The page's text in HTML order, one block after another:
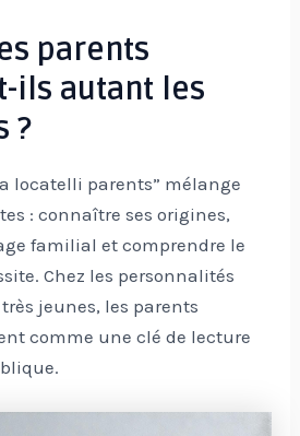
parents
ils autant les
?
locatelli parents” mélange
: connaître ses origines,
familial et comprendre le
Chez les personnalités
jeunes, les parents
comme une clé de lecture